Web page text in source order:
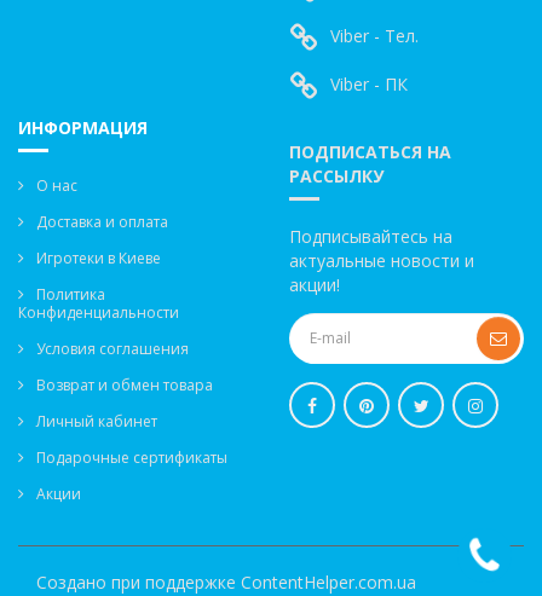
Viber - Тел.
Viber - ПК
ИНФОРМАЦИЯ
О нас
Доставка и оплата
Игротеки в Киеве
Политика
Конфиденциальности
Условия соглашения
Возврат и обмен товара
Личный кабинет
Подарочные сертификаты
Акции
ПОДПИСАТЬСЯ НА
РАССЫЛКУ
Подписывайтесь на
актуальные новости и
акции!
Создано при поддержке ContentHelper.com.ua